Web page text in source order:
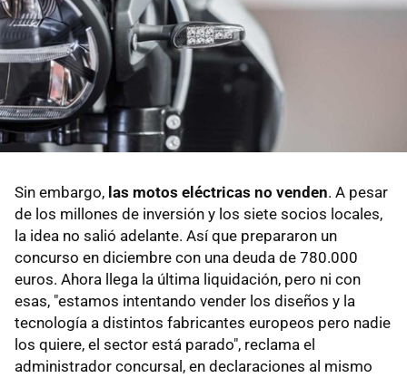
Sin embargo, las motos eléctricas no venden. A pesar
de los millones de inversión y los siete socios locales,
la idea no salió adelante. Así que prepararon un
concurso en diciembre con una deuda de 780.000
euros. Ahora llega la última liquidación, pero ni con
esas, "estamos intentando vender los diseños y la
tecnología a distintos fabricantes europeos pero nadie
los quiere, el sector está parado", reclama el
administrador concursal, en declaraciones al mismo